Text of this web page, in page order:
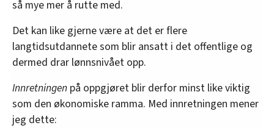
så mye mer å rutte med.
Det kan like gjerne være at det er flere
langtidsutdannete som blir ansatt i det offentlige og
dermed drar lønnsnivået opp.
Innretningen på oppgjøret blir derfor minst like viktig
som den økonomiske ramma. Med innretningen mener
jeg dette: